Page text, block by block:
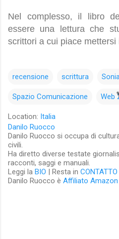
Nel complesso, il libro
essere una lettura che
scrittori a cui piace mettersi
recensione scrittura
Spazio Comunicazione Web
Location: Italia
Danilo Ruocco
Danilo Ruocco si occupa di
civili.
Ha diretto diverse testate
racconti, saggi e manuali.
Leggi la BIO | Resta in CONTATTO
Danilo Ruocco è Affiliato Amazon